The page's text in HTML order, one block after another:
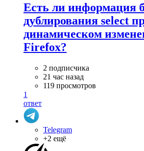
Есть ли информация
дублирования select
динамическом
Firefox?
2 подписчика
21 час назад
119 просмотров
1
ответ
Telegram
+2 ещё